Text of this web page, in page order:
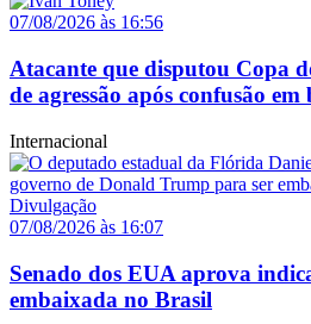
07/08/2026 às 16:56
Atacante que disputou Copa
de agressão após confusão em
Internacional
07/08/2026 às 16:07
Senado dos EUA aprova
embaixada no Brasil